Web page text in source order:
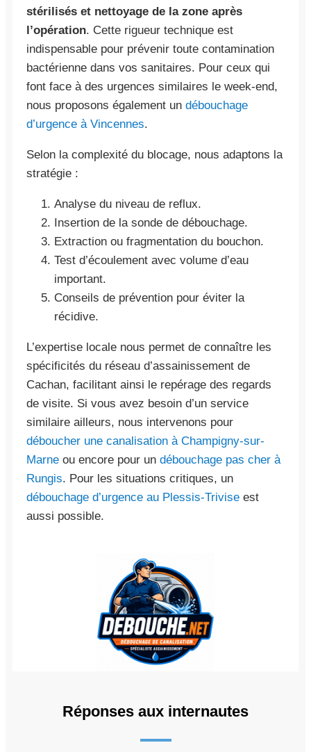
stérilisés et nettoyage de la zone après
l’opération. Cette rigueur technique est
indispensable pour prévenir toute contamination
bactérienne dans vos sanitaires. Pour ceux qui
font face à des urgences similaires le week-end,
nous proposons également un débouchage
d’urgence à Vincennes.
Selon la complexité du blocage, nous adaptons la
stratégie :
Analyse du niveau de reflux.
Insertion de la sonde de débouchage.
Extraction ou fragmentation du bouchon.
Test d’écoulement avec volume d’eau
important.
Conseils de prévention pour éviter la
récidive.
L’expertise locale nous permet de connaître les
spécificités du réseau d’assainissement de
Cachan, facilitant ainsi le repérage des regards
de visite. Si vous avez besoin d’un service
similaire ailleurs, nous intervenons pour
déboucher une canalisation à Champigny-sur-
Marne ou encore pour un débouchage pas cher à
Rungis. Pour les situations critiques, un
débouchage d’urgence au Plessis-Trivise est
aussi possible.
Réponses aux internautes